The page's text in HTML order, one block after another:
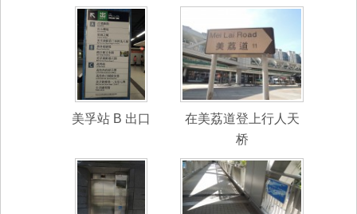
美孚站 B 出口
在美荔道登上行人天
桥